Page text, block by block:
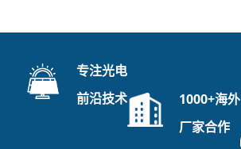
专注光电
前沿技术
1000+海外
厂家合作